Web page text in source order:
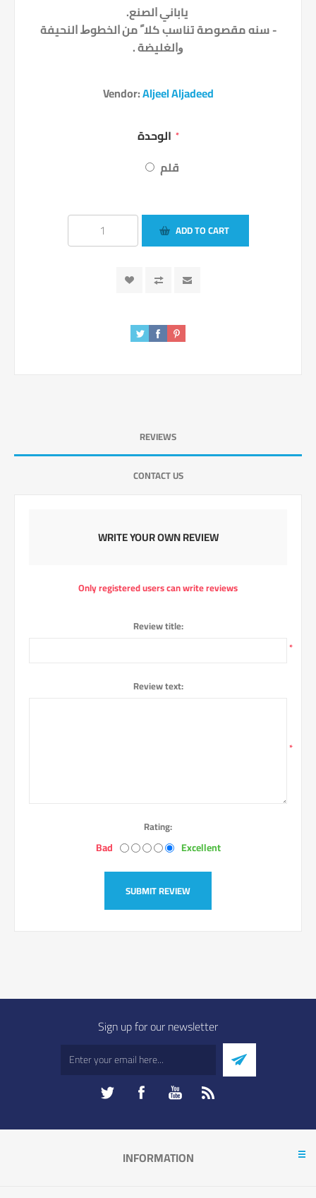
ﻳﺎﺑﺎﻧﻲ ﺍﻟﺼﻨﻊ.
- ﺳﻨﻪ ﻣﻘﺼﻮﺻﺔ ﺗﻨﺎﺳﺐ ﻛﻼﹰ ﻣﻦ ﺍﻟﺨﻄﻮﻁ ﺍﻟﻨﺤﻴﻔﺔ
ﻭﺍﻟﻐﻠﻴﻀﺔ .
Vendor:Aljeel Aljadeed
*
قلم
ADD TO CART
REVIEWS
CONTACT US
WRITE YOUR OWN REVIEW
Only registered users can write reviews
Review title:
*
Review text:
*
Rating:
Bad Excellent
SUBMIT REVIEW
Sign up for our newsletter
INFORMATION